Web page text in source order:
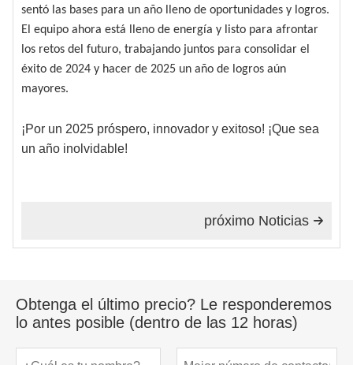
sentó las bases para un año lleno de oportunidades y logros.
El equipo ahora está lleno de energía y listo para afrontar
los retos del futuro, trabajando juntos para consolidar el
éxito de 2024 y hacer de 2025 un año de logros aún
mayores.
¡Por un 2025 próspero, innovador y exitoso! ¡Que sea
un año inolvidable!

próximo Noticias
Obtenga el último precio? Le responderemos
lo antes posible (dentro de las 12 horas)